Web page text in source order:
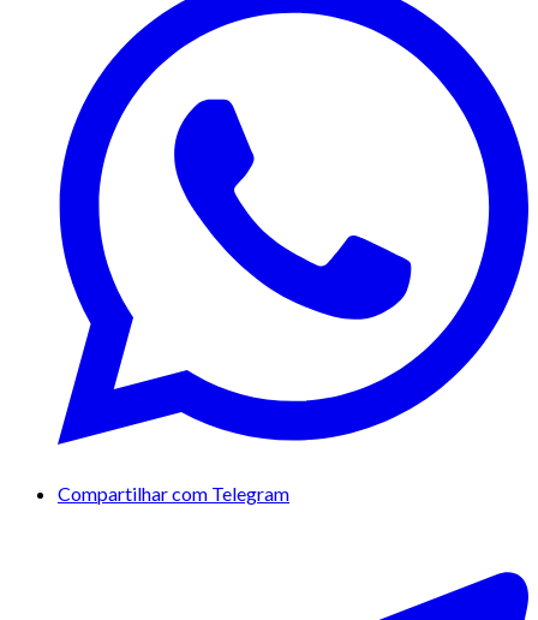
Compartilhar com Telegram